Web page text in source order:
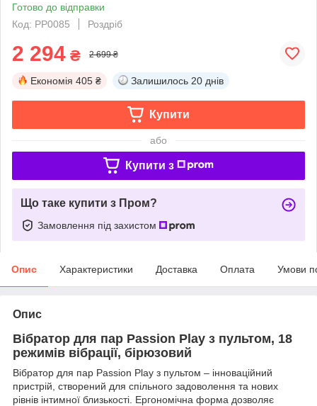
Готово до відправки
Код: PP0085
Роздріб
2 294 ₴ 2 699 ₴
Економія 405 ₴ Залишилось 20 днів
Купити
або
Купити з
Що таке купити з Пром?
Замовлення під захистом
Опис Характеристики Доставка Оплата Умови
Опис
Вібратор для пар Passion Play з пультом, 18
режимів вібрації, бірюзовий
Вібратор для пар Passion Play з пультом – інноваційний
пристрій, створений для спільного задоволення та нових
рівнів інтимної близькості. Ергономічна форма дозволяє